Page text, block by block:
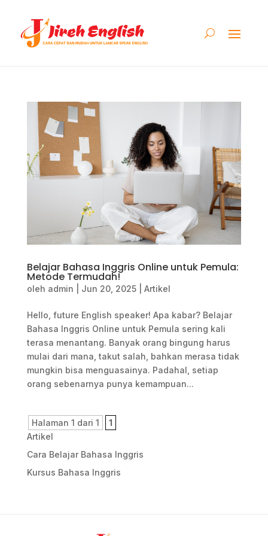
Belajar Bahasa Inggris Online untuk Pemula:
Metode Termudah!
oleh admin Jun 20, 2025| Artikel
Hello, future English speaker! Apa kabar? Belajar
Bahasa Inggris Online untuk Pemula sering kali
terasa menantang. Banyak orang bingung harus
mulai dari mana, takut salah, bahkan merasa tidak
mungkin bisa menguasainya. Padahal, setiap
orang sebenarnya punya kemampuan...
Halaman 1 dari 1
1
Artikel
Cara Belajar Bahasa Inggris
Kursus Bahasa Inggris